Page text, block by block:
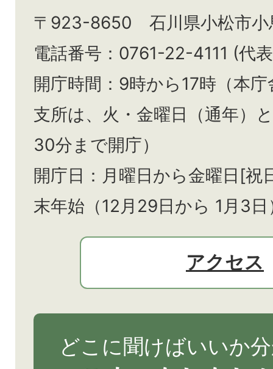
〒923-8650 石川県小松市小
電話番号：0761-22-4111 (代
開庁時間：9時から17時（本
支所は、火・金曜日（通年）と
30分まで開庁）
開庁日：月曜日から金曜日[祝
末年始（12月29日から 1月3
アクセス
どこに聞けばいいか